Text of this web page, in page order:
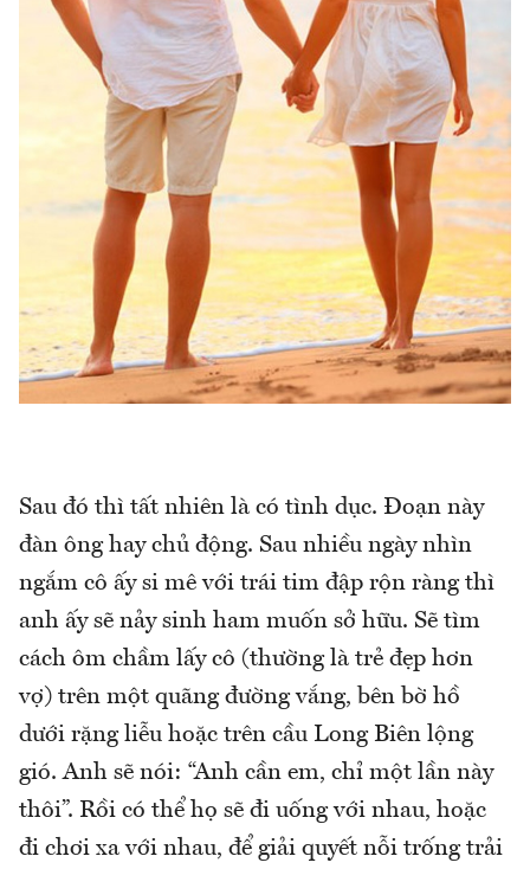
Sau đó thì tất nhiên là có tình dục. Đoạn này
đàn ông hay chủ động. Sau nhiều ngày nhìn
ngắm cô ấy si mê với trái tim đập rộn ràng thì
anh ấy sẽ nảy sinh ham muốn sở hữu. Sẽ tìm
cách ôm chầm lấy cô (thường là trẻ đẹp hơn
vợ) trên một quãng đường vắng, bên bờ hồ
dưới rặng liễu hoặc trên cầu Long Biên lộng
gió. Anh sẽ nói: “Anh cần em, chỉ một lần này
thôi”. Rồi có thể họ sẽ đi uống với nhau, hoặc
đi chơi xa với nhau, để giải quyết nỗi trống trải